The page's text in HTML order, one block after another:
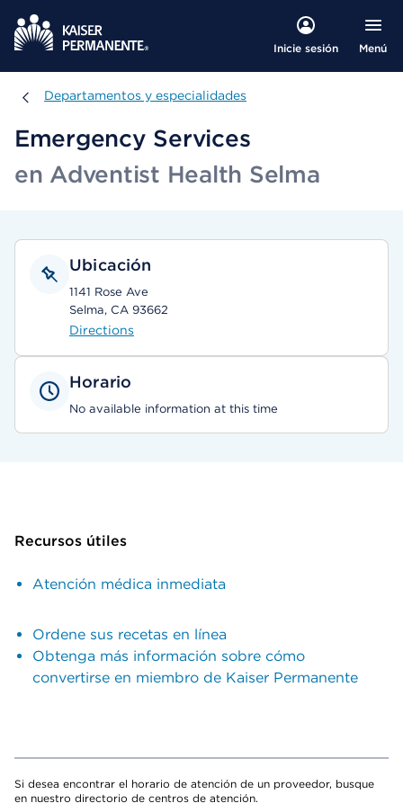
Inicie sesión Menú
Departamentos y especialidades
Departamentos y especialidades
Emergency Services
en Adventist Health Selma
Ubicación
1141 Rose Ave
Selma, CA 93662
Directions
Horario
No available information at this time
Recursos útiles
Atención médica inmediata
Ordene sus recetas en línea
Obtenga más información sobre cómo
convertirse en miembro de Kaiser Permanente
Si desea encontrar el horario de atención de un proveedor, busque
en nuestro directorio de centros de atención.